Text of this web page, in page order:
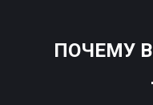
ПОЧЕМУ